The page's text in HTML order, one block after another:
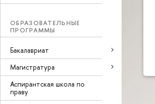
ОБРАЗОВАТЕЛЬНЫЕ
ПРОГРАММЫ
Бакалавриат
Магистратура
Аспирантская школа по
праву